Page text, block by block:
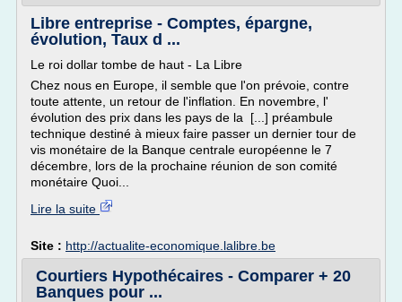
Libre entreprise - Comptes, épargne,
évolution, Taux d ...
Le roi dollar tombe de haut - La Libre
Chez nous en Europe, il semble que l'on prévoie, contre
toute attente, un retour de l'inflation. En novembre, l'
évolution des prix dans les pays de la [...] préambule
technique destiné à mieux faire passer un dernier tour de
vis monétaire de la Banque centrale européenne le 7
décembre, lors de la prochaine réunion de son comité
monétaire Quoi...
Lire la suite
Site : http://actualite-economique.lalibre.be
Courtiers Hypothécaires - Comparer + 20
Banques pour ...